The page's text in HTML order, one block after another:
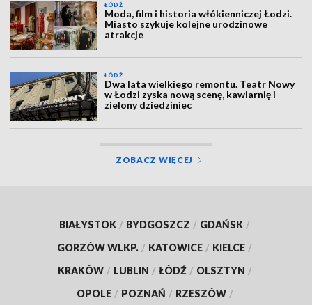
ŁÓDŹ
Moda, film i historia włókienniczej Łodzi.
Miasto szykuje kolejne urodzinowe
atrakcje
ŁÓDŹ
Dwa lata wielkiego remontu. Teatr Nowy
w Łodzi zyska nową scenę, kawiarnię i
zielony dziedziniec
ZOBACZ WIĘCEJ
BIAŁYSTOK / BYDGOSZCZ / GDAŃSK /
GORZÓW WLKP. / KATOWICE / KIELCE /
KRAKÓW / LUBLIN / ŁÓDŹ / OLSZTYN /
OPOLE / POZNAŃ / RZESZÓW /